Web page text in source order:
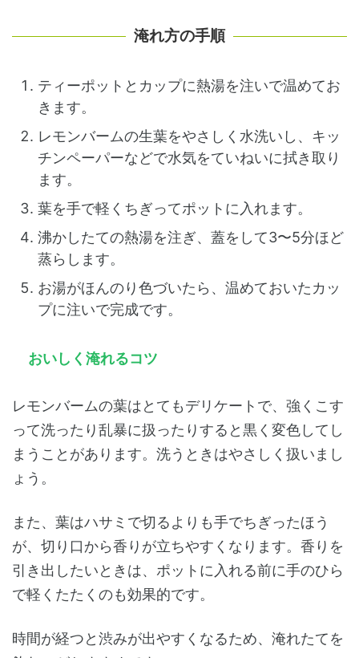
淹れ方の手順
ティーポットとカップに熱湯を注いで温めてお
きます。
レモンバームの生葉をやさしく水洗いし、キッ
チンペーパーなどで水気をていねいに拭き取り
ます。
葉を手で軽くちぎってポットに入れます。
沸かしたての熱湯を注ぎ、蓋をして3〜5分ほど
蒸らします。
お湯がほんのり色づいたら、温めておいたカッ
プに注いで完成です。
おいしく淹れるコツ
レモンバームの葉はとてもデリケートで、強くこす
って洗ったり乱暴に扱ったりすると黒く変色してし
まうことがあります。洗うときはやさしく扱いまし
ょう。
また、葉はハサミで切るよりも手でちぎったほう
が、切り口から香りが立ちやすくなります。香りを
引き出したいときは、ポットに入れる前に手のひら
で軽くたたくのも効果的です。
時間が経つと渋みが出やすくなるため、淹れたてを